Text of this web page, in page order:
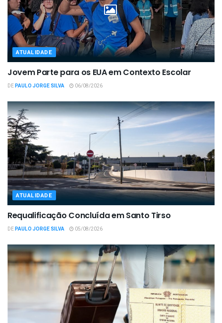
ATUALIDADE
Jovem Parte para os EUA em Contexto Escolar
DEPAULO JORGE SILVA 06/08/2026
ATUALIDADE
Requalificação Concluída em Santo Tirso
DEPAULO JORGE SILVA 05/08/2026